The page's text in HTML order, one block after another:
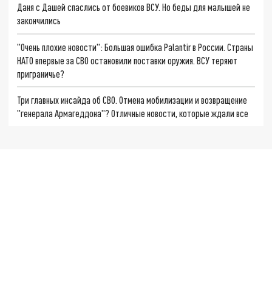
Даня с Дашей спаслись от боевиков ВСУ. Но беды для малышей не
закончились
"Очень плохие новости": Большая ошибка Palantir в России. Страны
НАТО впервые за СВО остановили поставки оружия. ВСУ теряют
приграничье?
Три главных инсайда об СВО. Отмена мобилизации и возвращение
"генерала Армагеддона"? Отличные новости, которые ждали все